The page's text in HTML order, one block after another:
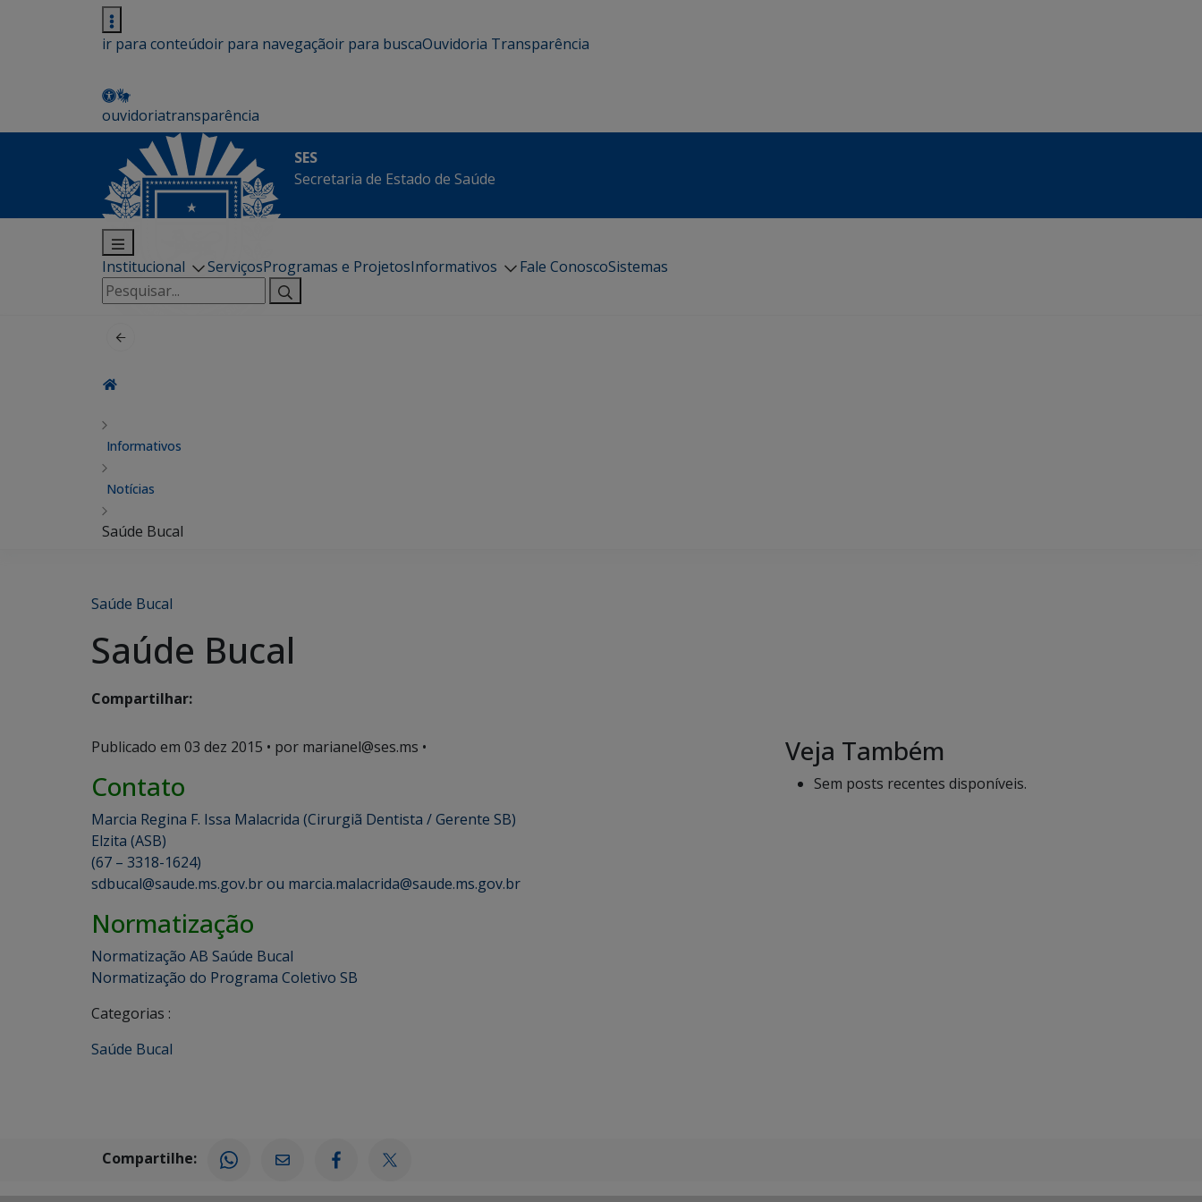
ir para conteúdoir para navegaçãoir para buscaOuvidoria Transparência
ouvidoriatransparência
SES
Secretaria de Estado de Saúde
Institucional ServiçosProgramas e ProjetosInformativos Fale ConoscoSistemas
Pesquisar
por:
Informativos
Notícias
Saúde Bucal
Saúde Bucal
Saúde Bucal
Compartilhar:
Publicado em 03 dez 2015 • por marianel@ses.ms •
Contato
Marcia Regina F. Issa Malacrida (Cirurgiã Dentista / Gerente SB)
Elzita (ASB)
(67 – 3318-1624)
sdbucal@saude.ms.gov.br ou marcia.malacrida@saude.ms.gov.br
Normatização
Normatização AB Saúde Bucal
Normatização do Programa Coletivo SB
Categorias :
Saúde Bucal
Veja Também
Sem posts recentes disponíveis.
Compartilhe: